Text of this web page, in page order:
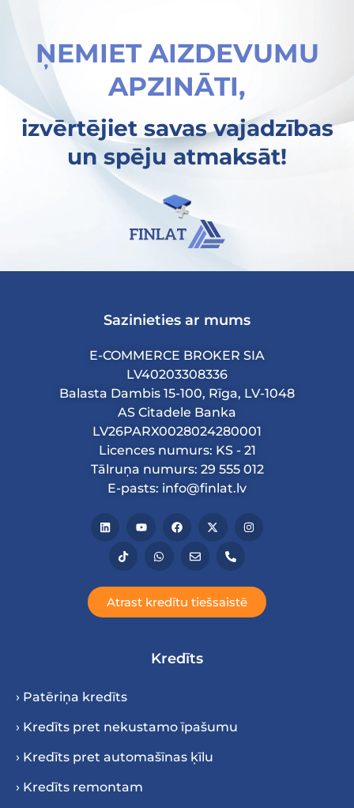
ŅEMIET AIZDEVUMU
APZINĀTI,
izvērtējiet savas vajadzības
un spēju atmaksāt!
Sazinieties ar mums
E-COMMERCE BROKER SIA
LV40203308336
Balasta Dambis 15-100, Rīga, LV-1048
AS Citadele Banka
LV26PARX0028024280001
Licences numurs: KS - 21
Tālruņa numurs: 29 555 012
E-pasts: info@finlat.lv
Atrast kredītu tiešsaistē
Kredīts
› Patēriņa kredīts
› Kredīts pret nekustamo īpašumu
› Kredīts pret automašīnas ķīlu
› Kredīts remontam